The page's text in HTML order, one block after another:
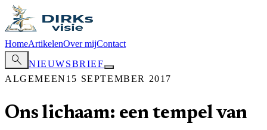
HomeArtikelenOver mijContact
search
NIEUWSBRIEF
ALGEMEEN 15 SEPTEMBER 2017
Ons lichaam: een tempel van